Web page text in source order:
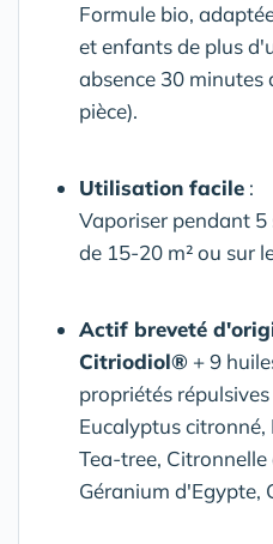
Formule bio,
et enfants de plus
absence 30 minutes
pièce).
Utilisation facile :
Vaporiser pendant 5
de 15-20 m² ou sur
Actif breveté
Citriodiol® + 9
propriétés
Eucalyptus
Tea-tree,
Géranium d'Egypte,